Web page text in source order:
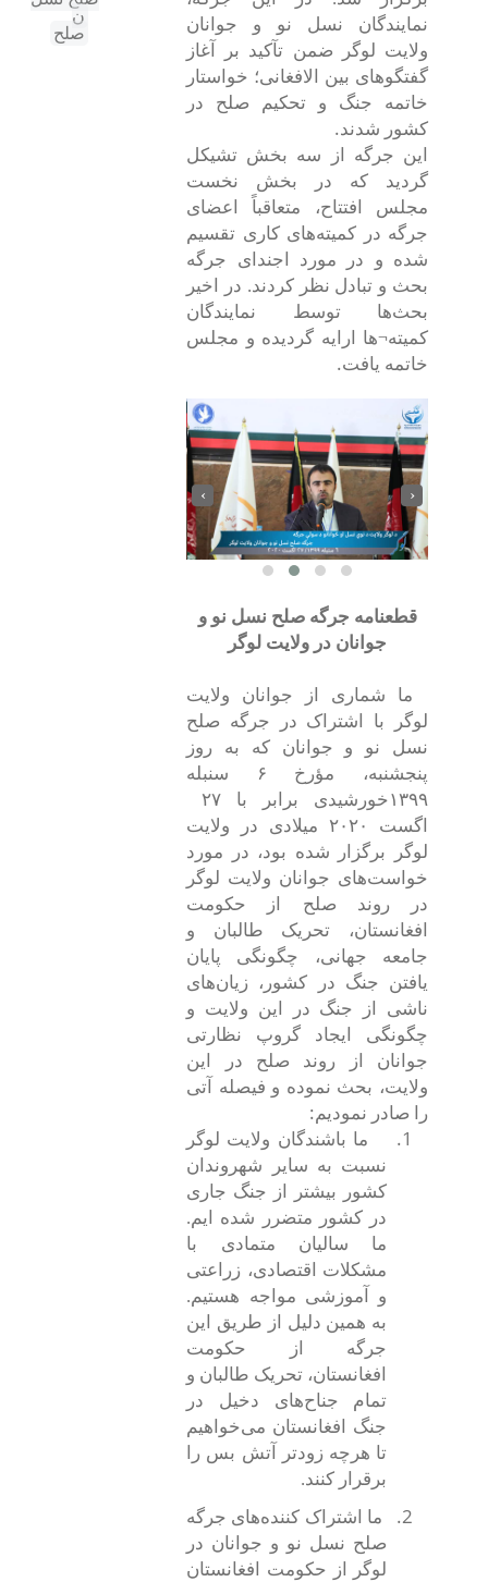
ن
صلح
نمایندگان نسل نو و جوانان
ولایت لوگر ضمن تآکید بر آغاز
گفتگوهای بین الافغانی؛ خواستار
خاتمه جنگ و تحکیم صلح در
کشور شدند.
این جرگه از سه بخش تشیکل
گردید که در بخش نخست
مجلس افتتاح، متعاقباً اعضای
جرگه در کمیته‌های کاری تقسیم
شده و در مورد اجندای جرگه
بحث و تبادل نظر کردند. در اخیر
بحث‌ها توسط نمایندگان
کمیته¬ها ارایه گردیده و مجلس
خاتمه یافت.
‹ ›
قطعنامه جرگه صلح نسل نو و
جوانان در ولایت لوگر
ما شماری از جوانان ولایت
لوگر با اشتراک در جرگه صلح
نسل نو و جوانان که به روز
پنجشنبه، مؤرخ ۶
سنبله
۱۳۹۹خورشیدی برابر با ۲۷
اگست
۲۰۲۰ میلادی در ولایت
لوگر برگزار شده بود، در مورد
خواست‌های جوانان ولایت لوگر
در روند صلح از حکومت
افغانستان، تحریک طالبان و
جامعه جهانی، چگونگی پایان
یافتن جنگ در کشور، زیان‌های
ناشی از جنگ در این ولایت و
چگونگی ایجاد گروپ نظارتی
جوانان از روند صلح در این
ولایت، بحث نموده و فیصله آتی
را صادر نمودیم:
1.
ما باشندگان ولایت لوگر
نسبت به سایر شهروندان
کشور بیشتر از جنگ جاری
در کشور متضرر شده ایم.
ما سالیان متمادی با
مشکلات اقتصادی، زراعتی
و آموزشی مواجه هستیم.
به همین دلیل از طریق این
جرگه از حکومت
افغانستان، تحریک طالبان و
تمام جناح‌های دخیل در
جنگ افغانستان می‌خواهیم
تا هرچه زودتر آتش بس را
برقرار کنند.
2. ما اشتراک کنندههای جرگه
صلح نسل نو و جوانان در
لوگر از حکومت افغانستان